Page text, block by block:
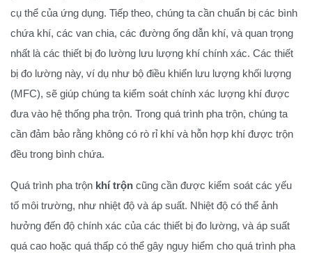
cụ thể của ứng dụng. Tiếp theo, chúng ta cần chuẩn bị các bình
chứa khí, các van chia, các đường ống dẫn khí, và quan trọng
nhất là các thiết bị đo lường lưu lượng khí chính xác. Các thiết
bị đo lường này, ví dụ như bộ điều khiển lưu lượng khối lượng
(MFC), sẽ giúp chúng ta kiểm soát chính xác lượng khí được
đưa vào hệ thống pha trộn. Trong quá trình pha trộn, chúng ta
cần đảm bảo rằng không có rò rỉ khí và hỗn hợp khí được trộn
đều trong bình chứa.
Quá trình pha trộn khí trộn cũng cần được kiểm soát các yếu
tố môi trường, như nhiệt độ và áp suất. Nhiệt độ có thể ảnh
hưởng đến độ chính xác của các thiết bị đo lường, và áp suất
quá cao hoặc quá thấp có thể gây nguy hiểm cho quá trình pha